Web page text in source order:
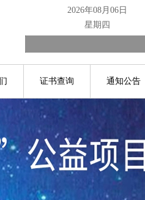
2026年08月06日
星期四
证书查询 通知公告